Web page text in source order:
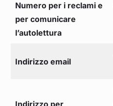
Numero per i reclami e
per comunicare
l’autolettura
Indirizzo email